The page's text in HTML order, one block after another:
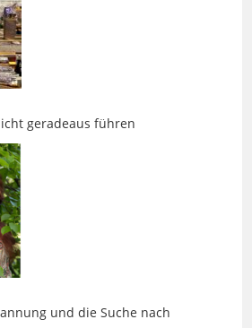
geradeaus führen
und die Suche nach